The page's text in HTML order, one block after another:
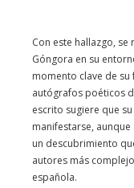
Con este hallazgo,
Góngora en su
momento clave de
autógrafos poéticos
escrito sugiere que
manifestarse, aunque
un descubrimiento
autores más
española.